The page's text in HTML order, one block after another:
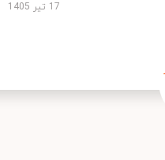
17 تیر 1405